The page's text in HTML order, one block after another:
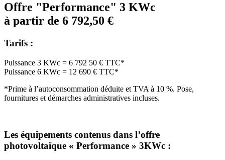
Offre "Performance" 3 KWc
à partir de 6 792,50 €
Tarifs :
Puissance 3 KWc = 6 792 50 € TTC*
Puissance 6 KWc = 12 690 € TTC*
*Prime à l’autoconsommation déduite et TVA à 10 %. Pose,
fournitures et démarches administratives incluses.
Les équipements contenus dans l’offre
photovoltaïque « Performance » 3KWc :